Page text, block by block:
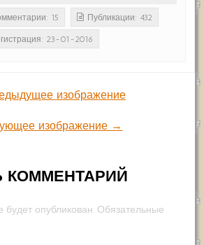
15 Публикации: 432
23-01-2016
изображение
изображение →
КОММЕНТАРИЙ
опубликован. Обязательные